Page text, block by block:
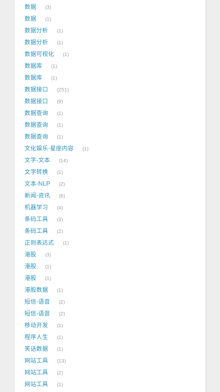
数据 3
数据 1
数据分析 1
数据分析 1
数据可视化 1
数据库 1
数据库 1
数据接口 251
数据接口 9
数据查询 1
数据查询 1
数据查询 1
文化娱乐-星座内容 1
文字-文本 14
文字转换 1
文本-NLP 2
新闻-资讯 6
机器学习 4
条码工具 3
条码工具 2
正则表达式 1
港股 3
港股 1
港股 1
港股数据 1
短信-语音 2
短信-语音 2
移动开发 1
程序人生 1
笑话数据 1
网站工具 13
网站工具 2
网站工具 1